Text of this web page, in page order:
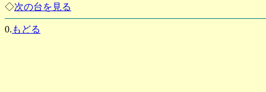
◇次の台を見る
0. もどる